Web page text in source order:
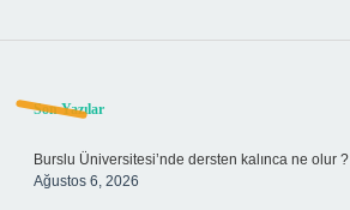
Sidebar
Son Yazılar
Burslu Üniversitesi’nde dersten kalınca ne olur ?
Ağustos 6, 2026